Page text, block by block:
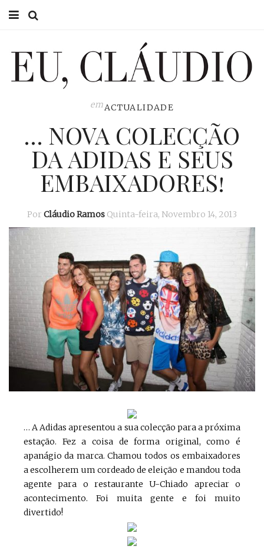
EU CLÁUDIO
EU NA TV
EU, PAI
ACTUALIDADE
emACTUALIDADE
… NOVA COLECÇÃO
DA ADIDAS E SEUS
EMBAIXADORES!
Por Cláudio Ramos Quinta-feira, Novembro 14, 2013
… A Adidas apresentou a sua colecção para a próxima
estação. Fez a coisa de forma original, como é
apanágio da marca. Chamou todos os embaixadores
a escolherem um cordeado de eleição e mandou toda
agente para o restaurante U-Chiado apreciar o
acontecimento. Foi muita gente e foi muito
divertido!